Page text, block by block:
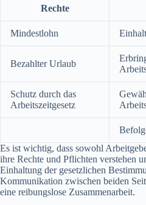
Rechte
Mindestlohn
Bezahlter Urlaub
Schutz durch das
Arbeitszeitgesetz
Es ist wichtig, dass sowohl
ihre Rechte und Pflichten verstehen
Einhaltung der gesetzlichen
Kommunikation zwischen beiden
eine reibungslose Zusammenarbeit.